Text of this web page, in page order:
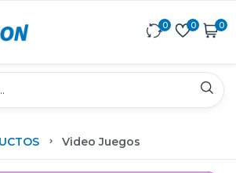
0 0 0
Video Juegos